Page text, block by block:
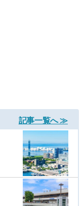
記事一覧へ ≫